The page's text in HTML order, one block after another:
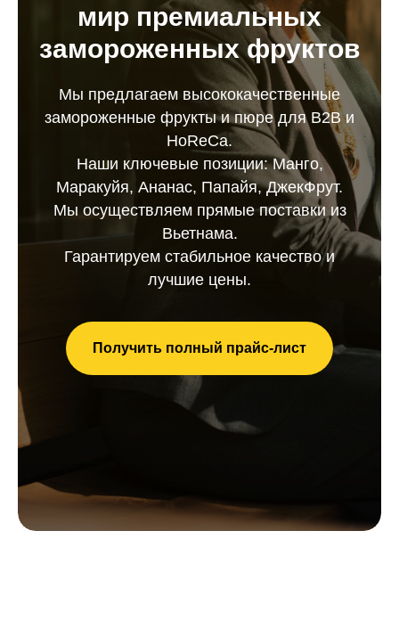
мир премиальных
замороженных фруктов
Мы предлагаем высококачественные
замороженные фрукты и пюре для B2B и
HoReCa.
Наши ключевые позиции: Манго,
Маракуйя, Ананас, Папайя, ДжекФрут.
Мы осуществляем прямые поставки из
Вьетнама.
Гарантируем стабильное качество и
лучшие цены.
Получить полный прайс-лист